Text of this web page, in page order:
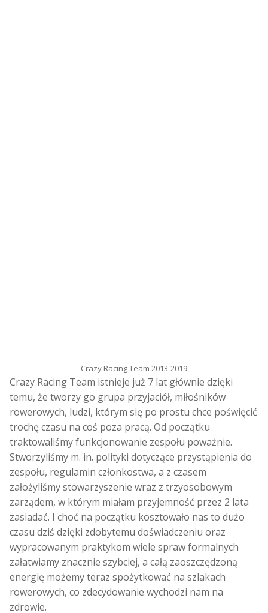
Crazy Racing Team 2013-2019
Crazy Racing Team istnieje już 7 lat głównie dzięki
temu, że tworzy go grupa przyjaciół, miłośników
rowerowych, ludzi, którym się po prostu chce poświęcić
trochę czasu na coś poza pracą. Od początku
traktowaliśmy funkcjonowanie zespołu poważnie.
Stworzyliśmy m. in. polityki dotyczące przystąpienia do
zespołu, regulamin członkostwa, a z czasem
założyliśmy stowarzyszenie wraz z trzyosobowym
zarządem, w którym miałam przyjemność przez 2 lata
zasiadać. I choć na początku kosztowało nas to dużo
czasu dziś dzięki zdobytemu doświadczeniu oraz
wypracowanym praktykom wiele spraw formalnych
załatwiamy znacznie szybciej, a całą zaoszczędzoną
energię możemy teraz spożytkować na szlakach
rowerowych, co zdecydowanie wychodzi nam na
zdrowie.